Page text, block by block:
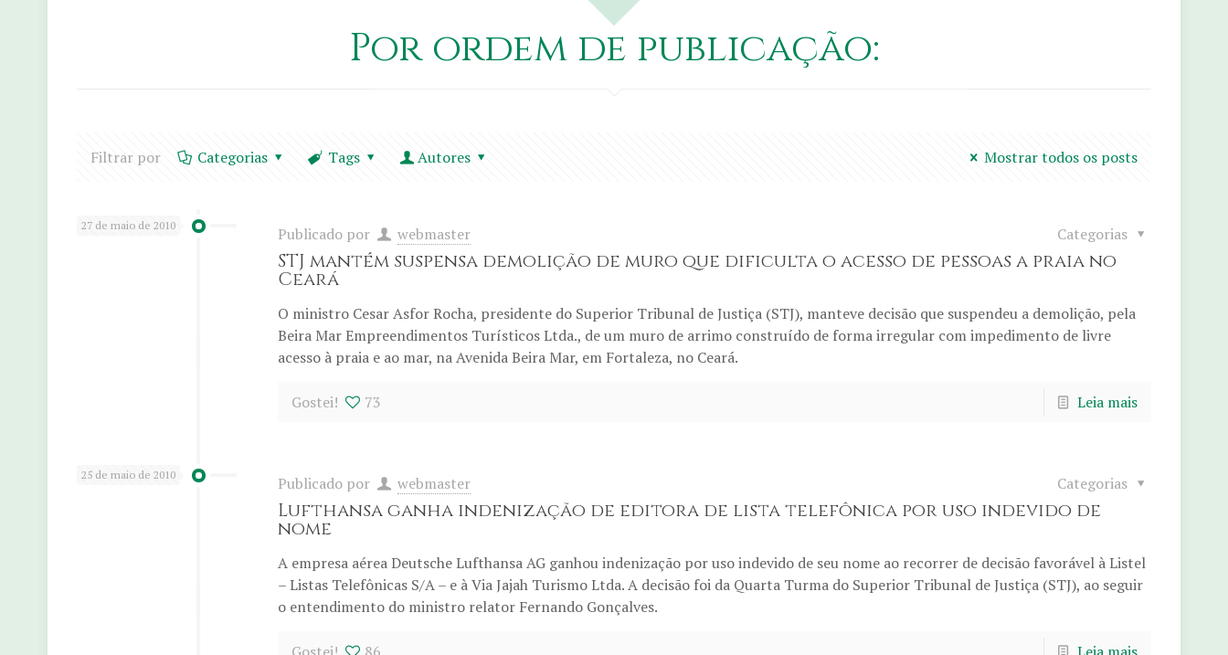
Por ordem de publicação:
Filtrar por Categorias Tags Autores Mostrar todos os posts
27 de maio de 2010 Publicado por webmaster Categorias
STJ mantém suspensa demolição de muro que dificulta o acesso de pessoas a praia no
Ceará
O ministro Cesar Asfor Rocha, presidente do Superior Tribunal de Justiça (STJ), manteve decisão que suspendeu a demolição, pela
Beira Mar Empreendimentos Turísticos Ltda., de um muro de arrimo construído de forma irregular com impedimento de livre
acesso à praia e ao mar, na Avenida Beira Mar, em Fortaleza, no Ceará.
Gostei! 73 Leia mais
25 de maio de 2010 Publicado por webmaster Categorias
Lufthansa ganha indenização de editora de lista telefônica por uso indevido de
nome
A empresa aérea Deutsche Lufthansa AG ganhou indenização por uso indevido de seu nome ao recorrer de decisão favorável à Listel
– Listas Telefônicas S/A – e à Via Jajah Turismo Ltda. A decisão foi da Quarta Turma do Superior Tribunal de Justiça (STJ), ao seguir
o entendimento do ministro relator Fernando Gonçalves.